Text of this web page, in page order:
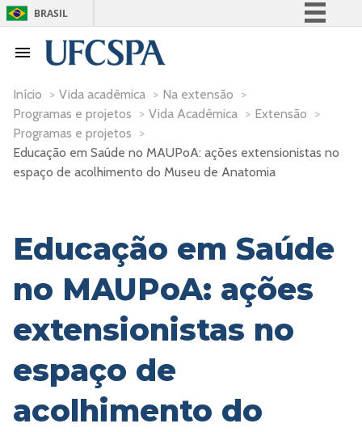
BRASIL
Participe
Acesso à informação
Canais
Início > Vida acadêmica > Na extensão >
Programas e projetos > Vida Acadêmica > Extensão >
Programas e projetos >
Educação em Saúde no MAUPoA: ações extensionistas no
espaço de acolhimento do Museu de Anatomia
Educação em Saúde
no MAUPoA: ações
extensionistas no
espaço de
acolhimento do